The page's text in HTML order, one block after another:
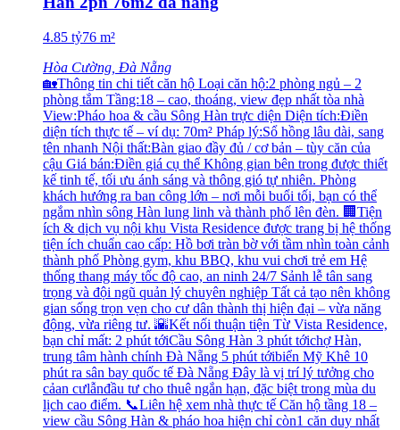
4.85 tỷ76 m²
Hòa Cường, Đà Nẵng
🏡Thông tin chi tiết căn hộ Loại căn hộ:2 phòng ngủ – 2
phòng tắm Tầng:18 – cao, thoáng, view đẹp nhất tòa nhà
View:Pháo hoa & cầu Sông Hàn trực diện Diện tích:Điền
diện tích thực tế – ví dụ: 70m² Pháp lý:Sổ hồng lâu dài, sang
tên nhanh Nội thất:Bàn giao đầy đủ / cơ bản – tùy căn của
cậu Giá bán:Điền giá cụ thể Không gian bên trong được thiết
kế tinh tế, tối ưu ánh sáng và thông gió tự nhiên. Phòng
khách hướng ra ban công lớn – nơi mỗi buổi tối, bạn có thể
ngắm nhìn sông Hàn lung linh và thành phố lên đèn. 🏢Tiện
ích & dịch vụ nội khu Vista Residence được trang bị hệ thống
tiện ích chuẩn cao cấp: Hồ bơi tràn bờ với tầm nhìn toàn cảnh
thành phố Phòng gym, khu BBQ, khu vui chơi trẻ em Hệ
thống thang máy tốc độ cao, an ninh 24/7 Sảnh lễ tân sang
trọng và đội ngũ quản lý chuyên nghiệp Tất cả tạo nên không
gian sống trọn vẹn cho cư dân thành thị hiện đại – vừa năng
động, vừa riêng tư. 🌇Kết nối thuận tiện Từ Vista Residence,
bạn chỉ mất: 2 phút tớiCầu Sông Hàn 3 phút tớichợ Hàn,
trung tâm hành chính Đà Nẵng 5 phút tớibiển Mỹ Khê 10
phút ra sân bay quốc tế Đà Nẵng Đây là vị trí lý tưởng cho
cảan cưlẫnđầu tư cho thuê ngắn hạn, đặc biệt trong mùa du
lịch cao điểm. 📞Liên hệ xem nhà thực tế Căn hộ tầng 18 –
view cầu Sông Hàn & pháo hoa hiện chỉ còn1 căn duy nhất